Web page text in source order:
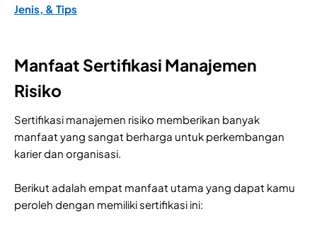
Jenis, & Tips
Manfaat Sertifikasi Manajemen
Risiko
Sertifikasi manajemen risiko memberikan banyak
manfaat yang sangat berharga untuk perkembangan
karier dan organisasi.
Berikut adalah empat manfaat utama yang dapat kamu
peroleh dengan memiliki sertifikasi ini: